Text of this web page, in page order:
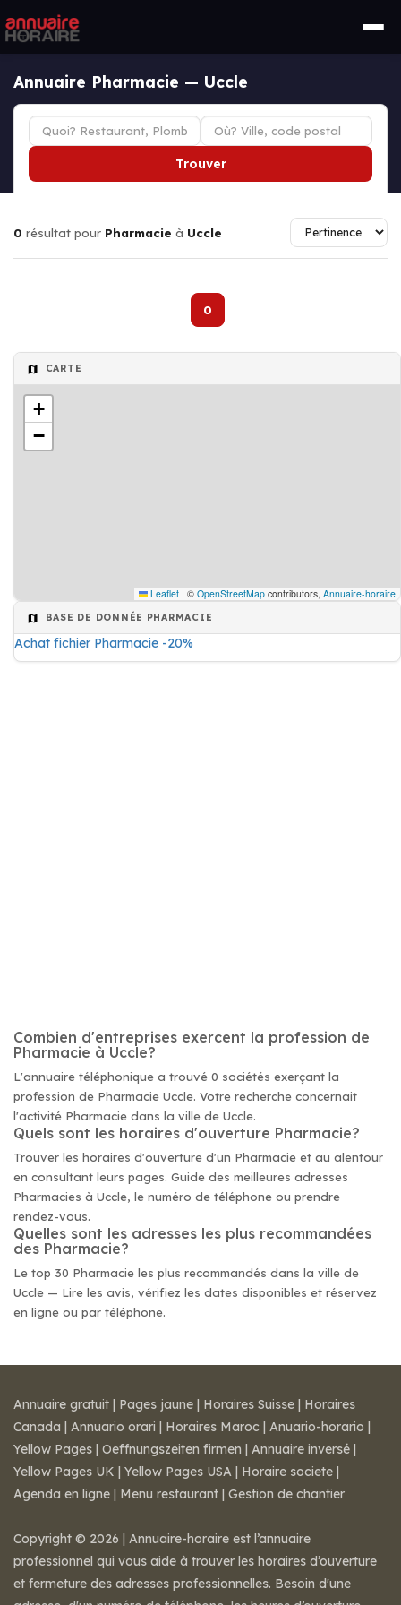
Annuaire Pharmacie — Uccle
Trouver
0 résultat pour Pharmacie à Uccle
0
CARTE
+
−
Leaflet | © OpenStreetMap contributors, Annuaire-horaire
BASE DE DONNÉE PHARMACIE
Achat fichier Pharmacie -20%
Combien d'entreprises exercent la profession de
Pharmacie à Uccle?
L'annuaire téléphonique a trouvé 0 sociétés exerçant la
profession de Pharmacie Uccle. Votre recherche concernait
l'activité Pharmacie dans la ville de Uccle.
Quels sont les horaires d'ouverture Pharmacie?
Trouver les horaires d'ouverture d'un Pharmacie et au alentour
en consultant leurs pages. Guide des meilleures adresses
Pharmacies à Uccle, le numéro de téléphone ou prendre
rendez-vous.
Quelles sont les adresses les plus recommandées
des Pharmacie?
Le top 30 Pharmacie les plus recommandés dans la ville de
Uccle — Lire les avis, vérifiez les dates disponibles et réservez
en ligne ou par téléphone.
Annuaire gratuit | Pages jaune | Horaires Suisse | Horaires
Canada | Annuario orari | Horaires Maroc | Anuario-horario |
Yellow Pages | Oeffnungszeiten firmen | Annuaire inversé |
Yellow Pages UK | Yellow Pages USA | Horaire societe |
Agenda en ligne | Menu restaurant | Gestion de chantier
Copyright © 2026 | Annuaire-horaire est l’annuaire
professionnel qui vous aide à trouver les horaires d’ouverture
et fermeture des adresses professionnelles. Besoin d'une